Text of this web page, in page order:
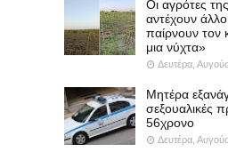
Οι αγρότες
αντέχουν
παίρνουν τον
μια νύχτα»
Δευτέρα,
Μητέρα
σεξουαλικές
56χρονο
Δευτέρα,